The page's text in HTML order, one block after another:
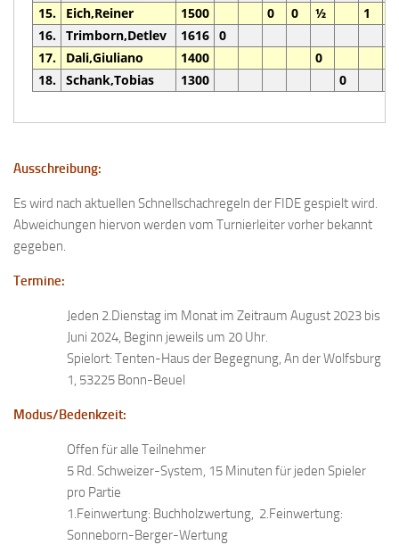
15.
Eich,Reiner 1500 0 0 ½
1
16. Trimborn,Detlev 1616 0
17.
Dali,Giuliano 1400
0
18. Schank,Tobias 1300 0
Ausschreibung:
Es wird nach aktuellen Schnellschachregeln der FIDE gespielt wird.
Abweichungen hiervon werden vom Turnierleiter vorher bekannt
gegeben.
Termine:
Jeden 2.Dienstag im Monat im Zeitraum August 2023 bis
Juni 2024, Beginn jeweils um 20 Uhr.
Spielort: Tenten-Haus der Begegnung, An der Wolfsburg
1, 53225 Bonn-Beuel
Modus/Bedenkzeit:
Offen für alle Teilnehmer
5 Rd. Schweizer-System, 15 Minuten für jeden Spieler
pro Partie
1.Feinwertung: Buchholzwertung, 2.Feinwertung:
Sonneborn-Berger-Wertung